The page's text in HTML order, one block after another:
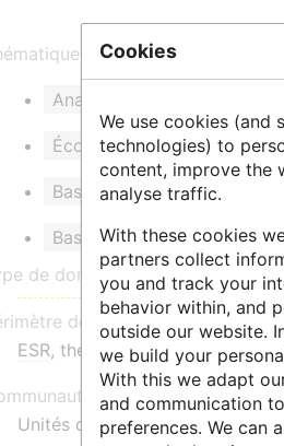
et/ou mots clés :
Analyse statistique
Économie
Base de données nationales
Base de données
de données :
de communauté :
ESR, thématique, national
d'utilisateurs :
Unités de recherche en sciences
Cookies
We use cookies (and
technologies) to
content, improve the
analyse traffic.
With these cookies
partners collect
you and track your
behavior within, and
outside our website.
we build your
With this we adapt
and communication
preferences. We can